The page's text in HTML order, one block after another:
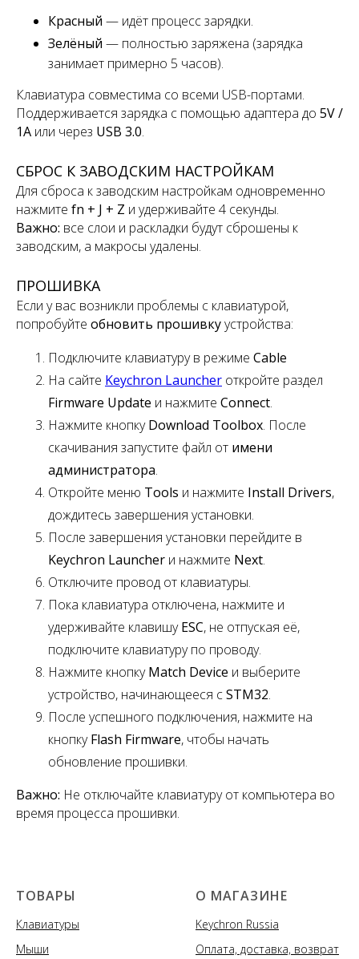
Красный — идёт процесс зарядки.
Зелёный — полностью заряжена (зарядка
занимает примерно 5 часов).
Клавиатура совместима со всеми USB-портами.
Поддерживается зарядка с помощью адаптера до 5V /
1A или через USB 3.0.
СБРОС К ЗАВОДСКИМ НАСТРОЙКАМ
Для сброса к заводским настройкам одновременно
нажмите fn + J + Z и удерживайте 4 секунды.
Важно: все слои и раскладки будут сброшены к
заводским, а макросы удалены.
ПРОШИВКА
Если у вас возникли проблемы с клавиатурой,
попробуйте обновить прошивкуустройства:
Подключите клавиатуру в режиме Cable
На сайте Keychron Launcher откройте раздел
Firmware Update и нажмите Connect.
Нажмите кнопкуDownload Toolbox. После
скачивания запустите файл от имени
администратора.
Откройте меню Tools и нажмите Install Drivers,
дождитесь завершения установки.
После завершения установки перейдите в
Keychron Launcher и нажмите Next.
Отключите провод от клавиатуры.
Пока клавиатура отключена, нажмите и
удерживайте клавишуESC, не отпуская её,
подключите клавиатуру по проводу.
Нажмите кнопкуMatch Device и выберите
устройство, начинающееся сSTM32.
После успешного подключения, нажмите на
кнопкуFlash Firmware, чтобы начать
обновление прошивки.
Важно: Не отключайте клавиатуру от компьютера во
время процесса прошивки.
ТОВАРЫ
Клавиатуры
Мыши
О МАГАЗИНЕ
Keychron Russia
Оплата, доставка, возврат